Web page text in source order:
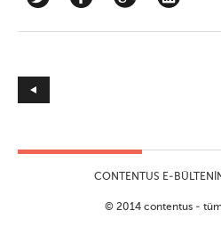
CONTENTUS E-
© 2014 contentus - tüm